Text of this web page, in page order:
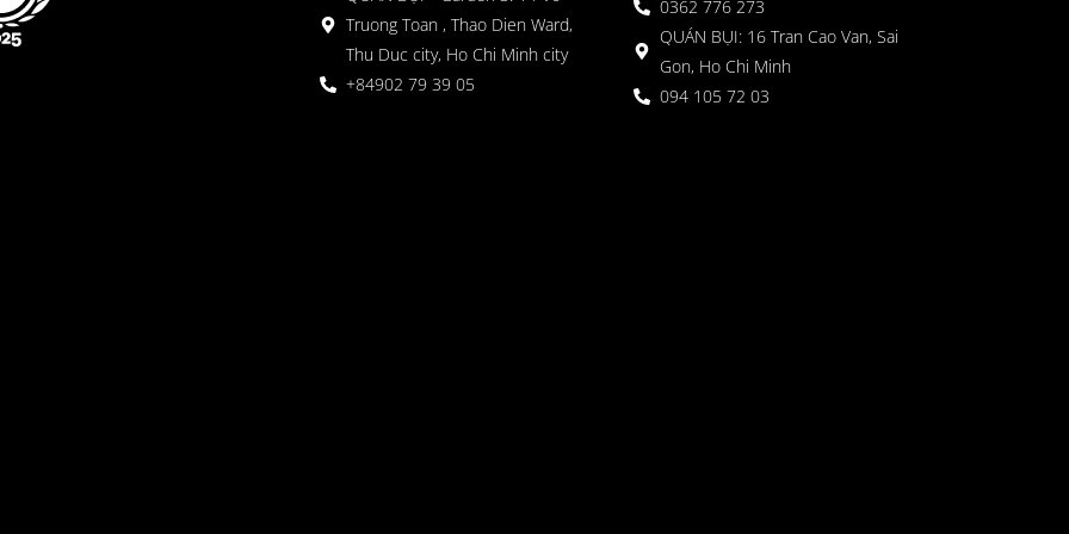
Truong Toan , Thao Dien Ward,
Thu Duc city, Ho Chi Minh city
+84902 79 39 05
0362 776 273
QUÁN BỤI: 16 Tran Cao Van, Sai
Gon, Ho Chi Minh
094 105 72 03